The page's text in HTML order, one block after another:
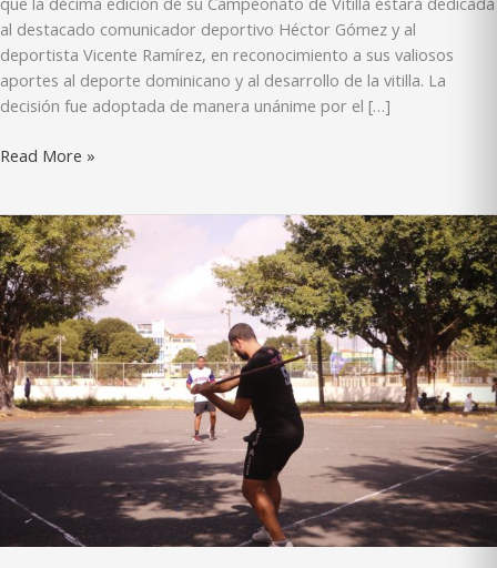
al destacado comunicador deportivo Héctor Gómez y al
deportista Vicente Ramírez, en reconocimiento a sus valiosos
aportes al deporte dominicano y al desarrollo de la vitilla. La
decisión fue adoptada de manera unánime por el […]
LIDOVI
X
Campeonato
de
Vitilla
al
comunicador
Héctor
Gómez
y
deportista
Vicente
Ramírez
Read More »